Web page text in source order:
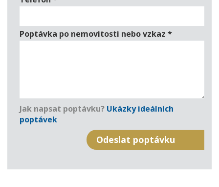
Poptávka po nemovitosti nebo vzkaz *
Jak napsat poptávku? Ukázky ideálních
poptávek